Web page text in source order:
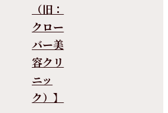
（旧：
クロー
バー美
容クリ
ニッ
ク）】